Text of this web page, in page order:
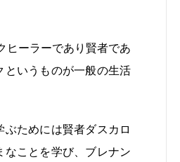
ヒーラーであり賢者であ
というものが一般の生活
ためには賢者ダスカロ
ことを学び、ブレナン